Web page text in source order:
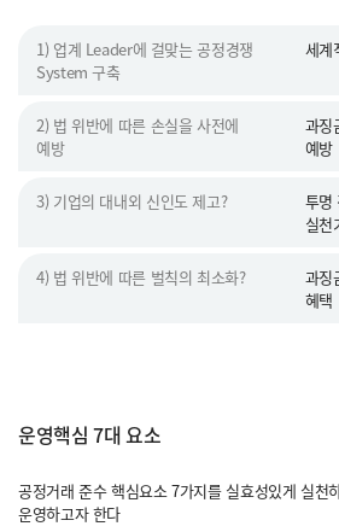
1) 업계 Leader에 걸맞는 공정경쟁
System 구축
세계
2) 법 위반에 따른 손실을 사전에
예방
과징
예방
3) 기업의 대내외 신인도 제고?
투명
실천
4) 법 위반에 따른 벌칙의 최소화?
과징
혜택
운영핵심 7대 요소
공정거래 준수 핵심요소 7가지를 실효성있게 실천
운영하고자 한다